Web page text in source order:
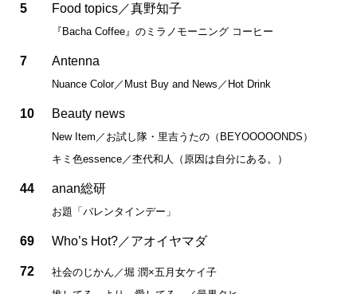
5 Food topics／真野知子
『Bacha Coffee』のミラノモーニング コーヒー
7 Antenna
Nuance Color／Must Buy and News／Hot Drink
10 Beauty news
New Item／お試し隊・里吉うたの（BEYOOOOONDS）
キミ色essence／杢代和人（原因は自分にある。）
44 anan総研
お題「バレンタインデー」
69 Who’s Hot?／アオイヤマダ
72
社会のじかん／堀 潤×五月女ケイ子